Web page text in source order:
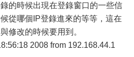
的時候出現在登錄窗口的一些信
從哪個IP登錄進來的等等，這在
修改的時候要用到。
2008 from 192.168.44.1